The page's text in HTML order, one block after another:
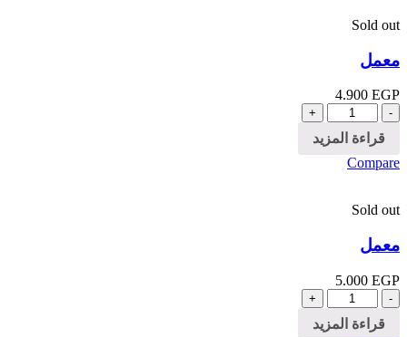
Sold out
معمل
4.900 EGP
الكمية
قراءة المزيد
Compare
Sold out
معمل
5.000 EGP
الكمية
قراءة المزيد